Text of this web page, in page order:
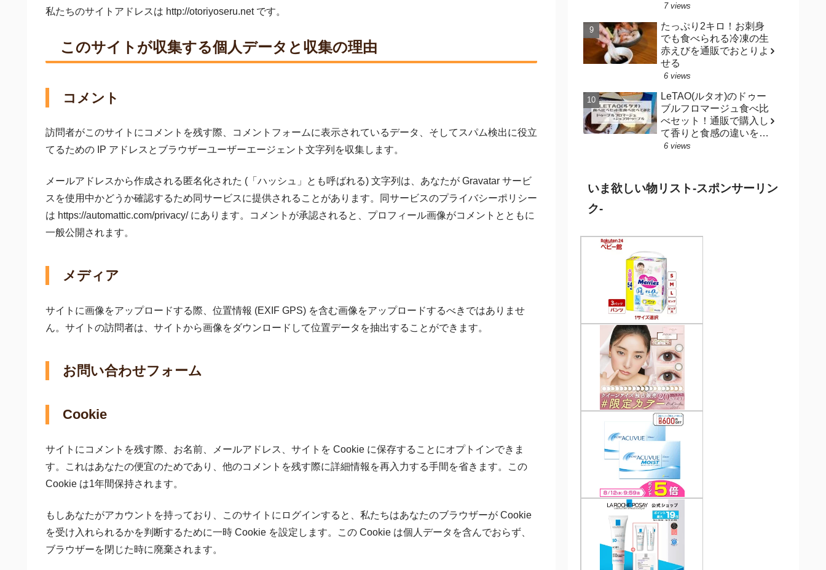
私たちのサイトアドレスは http://otoriyoseru.net です。
このサイトが収集する個人データと収集の理由
コメント
訪問者がこのサイトにコメントを残す際、コメントフォームに表示されているデータ、そしてスパム検出に役立
てるための IP アドレスとブラウザーユーザーエージェント文字列を収集します。
メールアドレスから作成される匿名化された (「ハッシュ」とも呼ばれる) 文字列は、あなたが Gravatar サービ
スを使用中かどうか確認するため同サービスに提供されることがあります。同サービスのプライバシーポリシー
は https://automattic.com/privacy/ にあります。コメントが承認されると、プロフィール画像がコメントとともに
一般公開されます。
メディア
サイトに画像をアップロードする際、位置情報 (EXIF GPS) を含む画像をアップロードするべきではありませ
ん。サイトの訪問者は、サイトから画像をダウンロードして位置データを抽出することができます。
お問い合わせフォーム
Cookie
サイトにコメントを残す際、お名前、メールアドレス、サイトを Cookie に保存することにオプトインできま
す。これはあなたの便宜のためであり、他のコメントを残す際に詳細情報を再入力する手間を省きます。この
Cookie は1年間保持されます。
もしあなたがアカウントを持っており、このサイトにログインすると、私たちはあなたのブラウザーが Cookie
を受け入れられるかを判断するために一時 Cookie を設定します。この Cookie は個人データを含んでおらず、
ブラウザーを閉じた時に廃棄されます。
7 views
たっぷり2キロ！お刺身
でも食べられる冷凍の生
赤えびを通販でおとりよ
せる
6 views
LeTAO(ルタオ)のドゥー
ブルフロマージュ食べ比
べセット！通販で購入し
て香りと食感の違いを楽
しむ
6 views
いま欲しい物リスト-スポンサーリン
ク-